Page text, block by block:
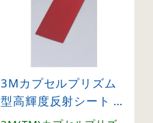
3Mカプセルプリズム
型高輝度反射シート 9
0×250mm 赤 (39000